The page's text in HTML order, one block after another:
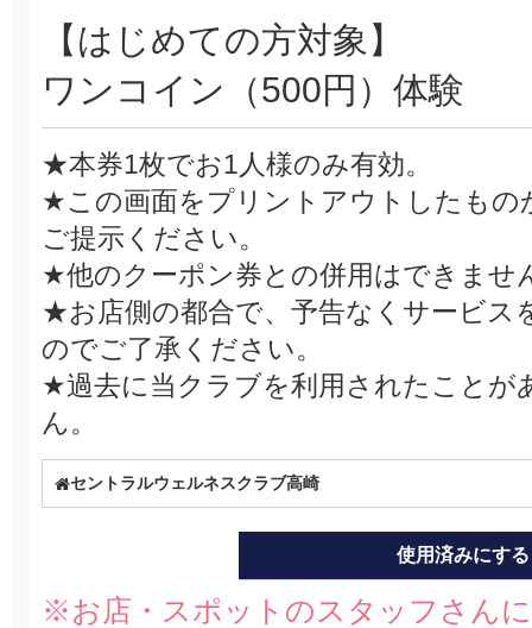
【はじめての方対象】
ワンコイン（500円）体験
★本券1枚でお1人様のみ有効。
★この画面をプリントアウトしたもの
ご提示ください。
★他のクーポン券との併用はできませ
★お店側の都合で、予告なくサービス
のでご了承ください。
★過去に当クラブを利用されたことが
ん。
セントラルウェルネスクラブ高崎
使用済みにする
※お店・スポットのスタッフさん